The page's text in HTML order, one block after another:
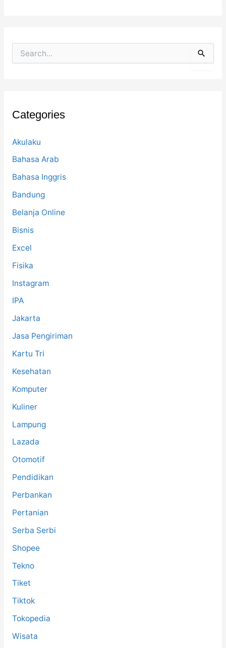
o
Categories
Akulaku
Bahasa Arab
Bahasa Inggris
Bandung
Belanja Online
Bisnis
Excel
Fisika
Instagram
IPA
Jakarta
Jasa Pengiriman
Kartu Tri
Kesehatan
Komputer
Kuliner
Lampung
Lazada
Otomotif
Pendidikan
Perbankan
Pertanian
Serba Serbi
Shopee
Tekno
Tiket
Tiktok
Tokopedia
Wisata